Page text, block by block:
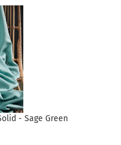
- Sage Green